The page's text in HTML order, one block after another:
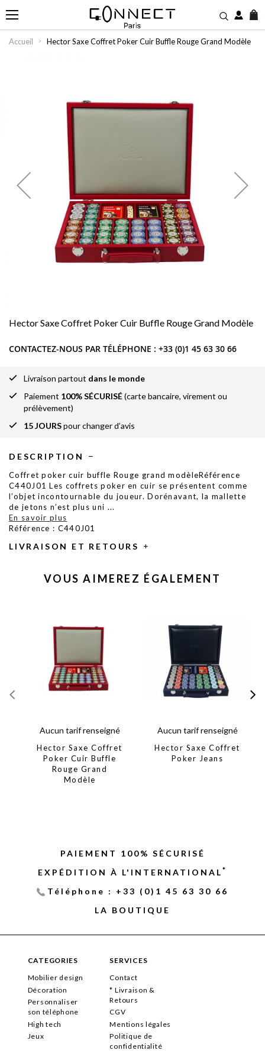
Accueil Hector Saxe Coffret Poker Cuir Buffle Rouge Grand Modèle
Hector Saxe Coffret Poker Cuir Buffle Rouge Grand Modèle
CONTACTEZ-NOUS PAR TÉLÉPHONE : +33 (0)1 45 63 30 66
Livraison partout dans le monde
Paiement 100% SÉCURISÉ(carte bancaire, virement ou
prélèvement)
15 JOURSpour changer d’avis
DESCRIPTION
Coffret poker cuir buffle Rouge grand modèleRéférence
C440J01 Les coffrets poker en cuir se présentent comme
l’objet incontournable du joueur. Dorénavant, la mallette
de jetons n’est plus uni ...
En savoir plus
Référence : C440J01
LIVRAISON ET RETOURS
VOUS AIMEREZ ÉGALEMENT
Aucun tarif renseigné
Hector Saxe Coffret
Poker Cuir Buffle
Rouge Grand
Modèle
Aucun tarif renseigné
Hector Saxe Coffret
Poker Jeans
PAIEMENT 100% SÉCURISÉ
EXPÉDITION À L'INTERNATIONAL *
Téléphone : +33 (0)1 45 63 30 66
LA BOUTIQUE
CATEGORIES
Mobilier design
Décoration
Personnaliser
son téléphone
High tech
Jeux
SERVICES
Contact
* Livraison &
Retours
CGV
Mentions légales
Politique de
confidentialité